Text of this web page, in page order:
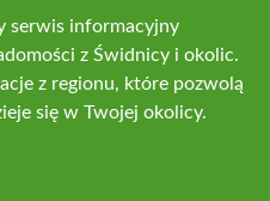
serwis informacyjny
z Świdnicy i okolic.
z regionu, które pozwolą
się w Twojej okolicy.